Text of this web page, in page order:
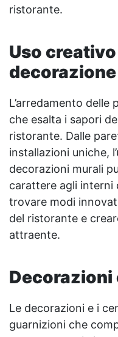
ristorante.
Uso
L’arredamento
che esalta i sapori
ristorante. Dalle
installazioni uniche,
decorazioni murali
carattere agli interni
trovare modi
del ristorante e
attraente.
Decorazioni
Le decorazioni e i
guarnizioni che